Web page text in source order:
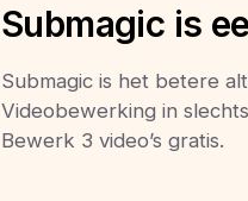
Submagic is
Submagic is het betere
Videobewerking in
Bewerk 3 video’s gratis.